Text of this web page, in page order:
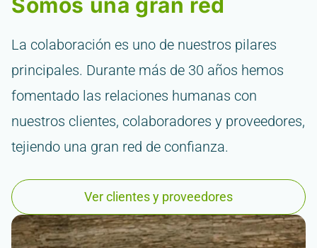
La colaboración es uno de nuestros pilares
principales. Durante más de 30 años hemos
fomentado las relaciones humanas con
nuestros clientes, colaboradores y proveedores,
tejiendo una gran red de confianza.
Ver clientes y proveedores